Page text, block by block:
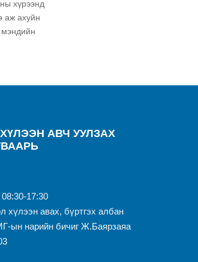
хүрээнд
аж ахуйн
мэндийн
АВЧ УУЛЗАХ
17:30
хүлээн авах, бүртгэх албан
ын нарийн бичиг Ж.Баярзаяа